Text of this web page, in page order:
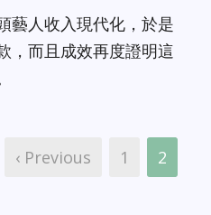
藝人收入現代化，於是
，而且成效再度證明這
‹ Previous 1 2